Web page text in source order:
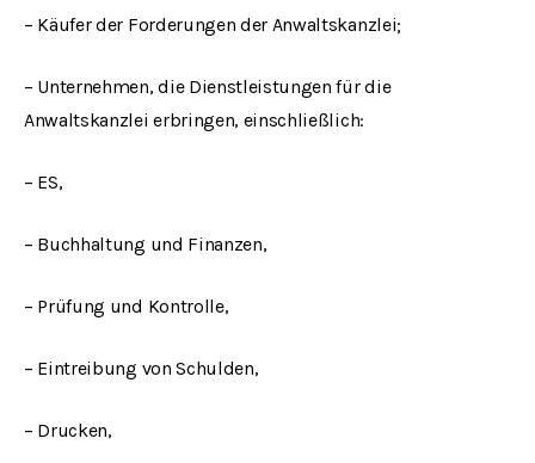
– Käufer der Forderungen der Anwaltskanzlei;
– Unternehmen, die Dienstleistungen für die
Anwaltskanzlei erbringen, einschließlich:
– ES,
– Buchhaltung und Finanzen,
– Prüfung und Kontrolle,
– Eintreibung von Schulden,
– Drucken,